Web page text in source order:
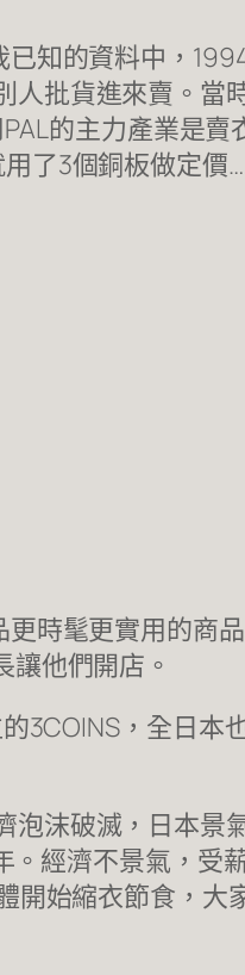
知的資料中，
批貨進來賣。當
的主力產業是
了3個銅板做定價
時髦更實用的商
他們開店。
，全日本
沫破滅，日本景
經濟不景氣，受
開始縮衣節食，